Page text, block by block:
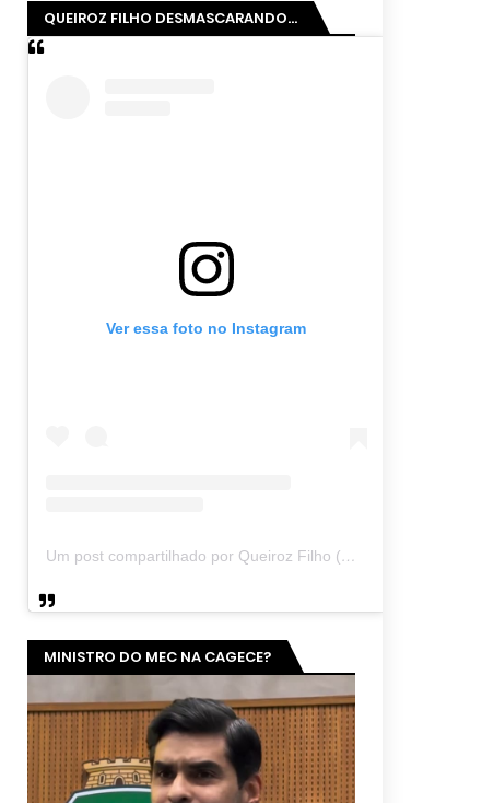
QUEIROZ FILHO DESMASCARANDO...
Ver essa foto no Instagram
Um post compartilhado por Queiroz Filho (@queirozmfilho)
MINISTRO DO MEC NA CAGECE?